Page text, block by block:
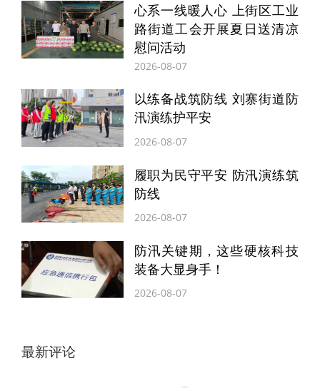
心系一线暖人心 上街区工业
路街道工会开展夏日送清凉
慰问活动
2026-08-07
以练备战筑防线 刘寨街道防
汛演练护平安
2026-08-07
履职为民守平安 防汛演练筑
防线
2026-08-07
防汛关键期，这些硬核科技
装备大显身手！
2026-08-07
最新评论